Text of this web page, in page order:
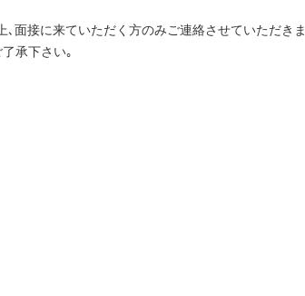
面接に来ていただく方のみご連絡させていただきま
承下さい｡